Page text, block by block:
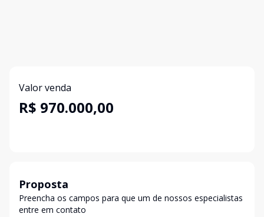
Valor venda
R$ 970.000,00
Proposta
Preencha os campos para que um de nossos especialistas
entre em contato